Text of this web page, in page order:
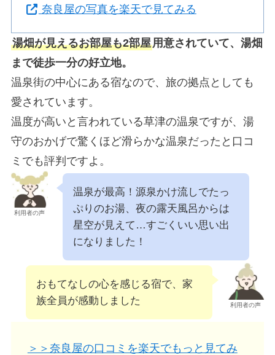
奈良屋の写真を楽天で見てみる
湯畑が見えるお部屋も2部屋用意されていて、湯畑
まで徒歩一分の好立地。
温泉街の中心にある宿なので、旅の拠点としても
愛されています。
温度が高いと言われている草津の温泉ですが、湯
守のおかげで驚くほど滑らかな温泉だったと口コ
ミでも評判ですよ。
利用者の声
温泉が最高！源泉かけ流しでたっ
ぷりのお湯、夜の露天風呂からは
星空が見えて…すごくいい思い出
になりました！
利用者の声
おもてなしの心を感じる宿で、家
族全員が感動しました
＞＞奈良屋の口コミを楽天でもっと見てみ